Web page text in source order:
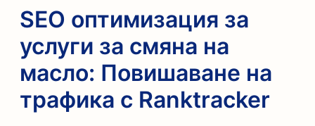
SEO оптимизация за
услуги за смяна на
масло: Повишаване на
трафика с Ranktracker